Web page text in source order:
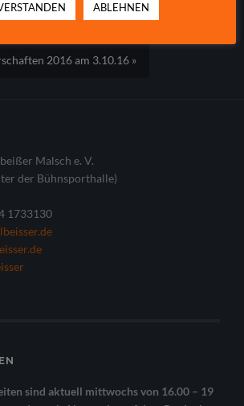
2016 am 3.10.16 »
Malsch e. V.
der Bühnsporthalle)
1733130
sind aktuell mittwochs von 16.00 – 19
ABLEHNEN